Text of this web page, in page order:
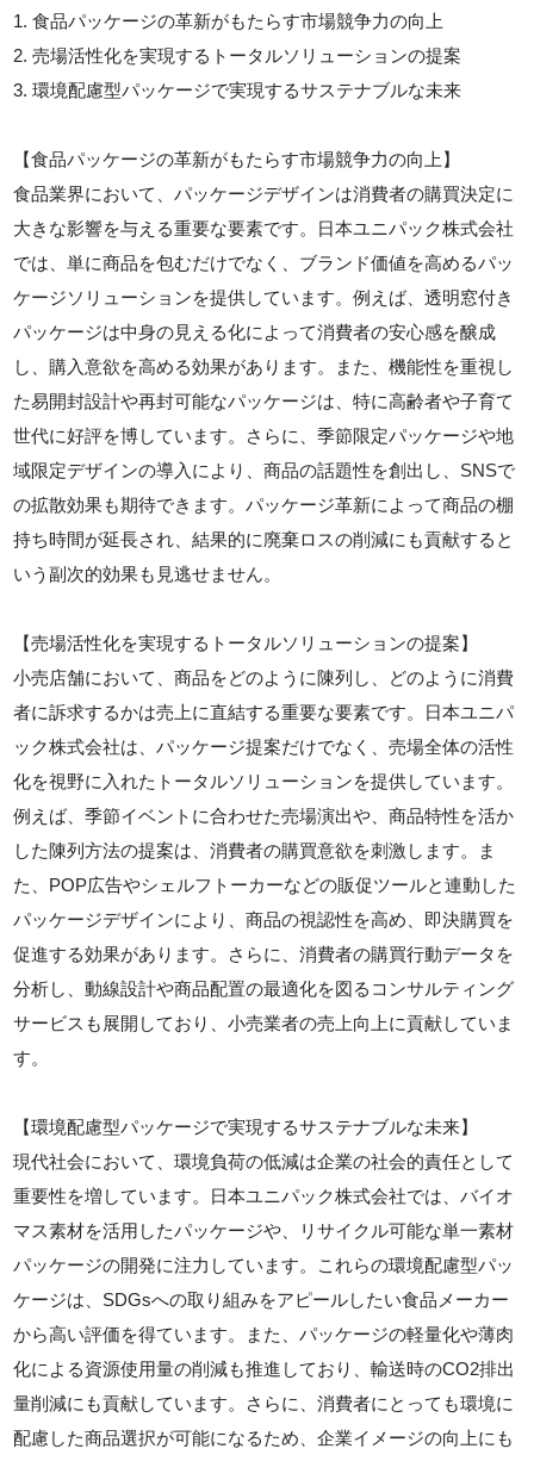
1. 食品パッケージの革新がもたらす市場競争力の向上
2. 売場活性化を実現するトータルソリューションの提案
3. 環境配慮型パッケージで実現するサステナブルな未来
【食品パッケージの革新がもたらす市場競争力の向上】
食品業界において、パッケージデザインは消費者の購買決定に
大きな影響を与える重要な要素です。日本ユニパック株式会社
では、単に商品を包むだけでなく、ブランド価値を高めるパッ
ケージソリューションを提供しています。例えば、透明窓付き
パッケージは中身の見える化によって消費者の安心感を醸成
し、購入意欲を高める効果があります。また、機能性を重視し
た易開封設計や再封可能なパッケージは、特に高齢者や子育て
世代に好評を博しています。さらに、季節限定パッケージや地
域限定デザインの導入により、商品の話題性を創出し、SNSで
の拡散効果も期待できます。パッケージ革新によって商品の棚
持ち時間が延長され、結果的に廃棄ロスの削減にも貢献すると
いう副次的効果も見逃せません。
【売場活性化を実現するトータルソリューションの提案】
小売店舗において、商品をどのように陳列し、どのように消費
者に訴求するかは売上に直結する重要な要素です。日本ユニパ
ック株式会社は、パッケージ提案だけでなく、売場全体の活性
化を視野に入れたトータルソリューションを提供しています。
例えば、季節イベントに合わせた売場演出や、商品特性を活か
した陳列方法の提案は、消費者の購買意欲を刺激します。ま
た、POP広告やシェルフトーカーなどの販促ツールと連動した
パッケージデザインにより、商品の視認性を高め、即決購買を
促進する効果があります。さらに、消費者の購買行動データを
分析し、動線設計や商品配置の最適化を図るコンサルティング
サービスも展開しており、小売業者の売上向上に貢献していま
す。
【環境配慮型パッケージで実現するサステナブルな未来】
現代社会において、環境負荷の低減は企業の社会的責任として
重要性を増しています。日本ユニパック株式会社では、バイオ
マス素材を活用したパッケージや、リサイクル可能な単一素材
パッケージの開発に注力しています。これらの環境配慮型パッ
ケージは、SDGsへの取り組みをアピールしたい食品メーカー
から高い評価を得ています。また、パッケージの軽量化や薄肉
化による資源使用量の削減も推進しており、輸送時のCO2排出
量削減にも貢献しています。さらに、消費者にとっても環境に
配慮した商品選択が可能になるため、企業イメージの向上にも